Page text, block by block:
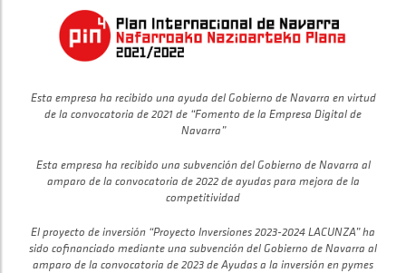
Esta empresa ha recibido una ayuda del Gobierno de Navarra en virtud
de la convocatoria de 2021 de “Fomento de la Empresa Digital de
Navarra”
Esta empresa ha recibido una subvención del Gobierno de Navarra al
amparo de la convocatoria de 2022 de ayudas para mejora de la
competitividad
El proyecto de inversión “Proyecto Inversiones 2023-2024 LACUNZA” ha
sido cofinanciado mediante una subvención del Gobierno de Navarra al
amparo de la convocatoria de 2023 de Ayudas a la inversión en pymes